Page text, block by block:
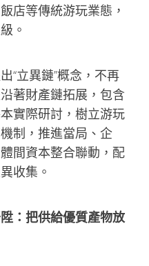
店等傳統游玩業態，
。
立異鏈”概念，不再
著財產鏈拓展，包含
實際研討，樹立游玩
制，推進當局、企
間資本整合聯動，配
收集。
：把供給優質產物放